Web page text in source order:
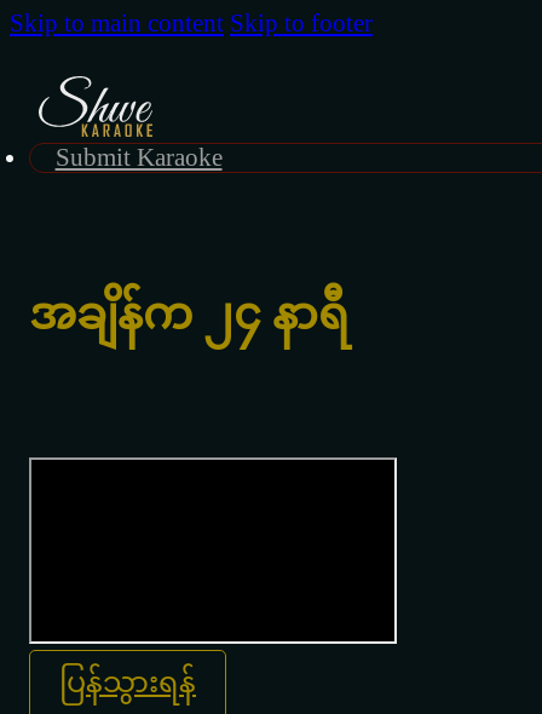
Skip to main content Skip to footer
Submit Karaoke
အချိန်က ၂၄ နာရီ
ပြန်သွားရန်